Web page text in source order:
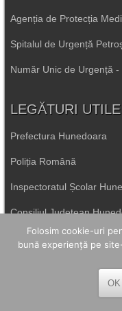
Agenția de Protecția
Spitalul de Urgență
Număr Unic de Urgență -
LEGĂTURI UTILE
Prefectura Hunedoara
Poliția Română
Inspectoratul Școlar
Consiliul Județean
Primăria Petrila
Folosim cookie-uri
bună experiență pe
OK